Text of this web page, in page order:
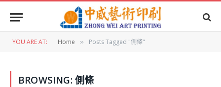
YOU ARE AT: Home » Posts Tagged "側條"
BROWSING:側條